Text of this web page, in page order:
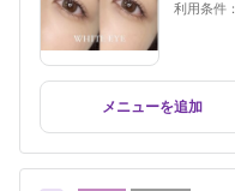
利用条件：
メニューを追加